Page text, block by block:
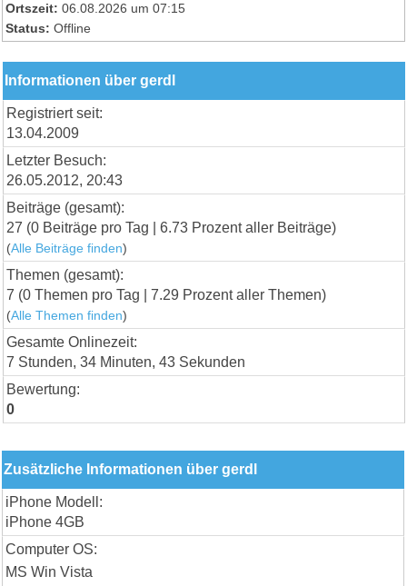
Ortszeit: 06.08.2026 um 07:15
Status: Offline
Informationen über gerdl
Registriert seit:
13.04.2009
Letzter Besuch:
26.05.2012, 20:43
Beiträge (gesamt):
27 (0 Beiträge pro Tag | 6.73 Prozent aller Beiträge)
(Alle Beiträge finden)
Themen (gesamt):
7 (0 Themen pro Tag | 7.29 Prozent aller Themen)
(Alle Themen finden)
Gesamte Onlinezeit:
7 Stunden, 34 Minuten, 43 Sekunden
Bewertung:
0
Zusätzliche Informationen über gerdl
iPhone Modell:
iPhone 4GB
Computer OS:
MS Win Vista